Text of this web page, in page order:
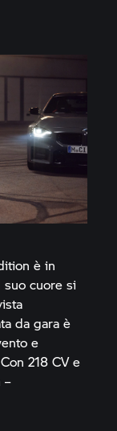
è in
cuore si
da gara è
e
218 CV e
–